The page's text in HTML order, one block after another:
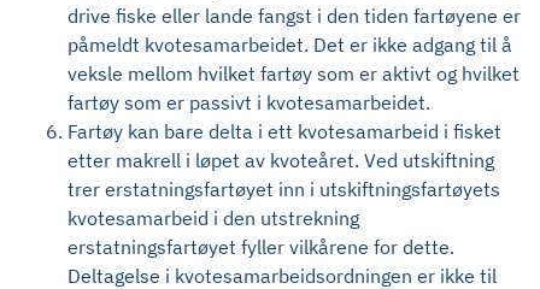
drive fiske eller lande fangst i den tiden fartøyene er
påmeldt kvotesamarbeidet. Det er ikke adgang til å
veksle mellom hvilket fartøy som er aktivt og hvilket
fartøy som er passivt i kvotesamarbeidet.
Fartøy kan bare delta i ett kvotesamarbeid i fisket
etter makrell i løpet av kvoteåret. Ved utskiftning
trer erstatningsfartøyet inn i utskiftningsfartøyets
kvotesamarbeid i den utstrekning
erstatningsfartøyet fyller vilkårene for dette.
Deltagelse i kvotesamarbeidsordningen er ikke til